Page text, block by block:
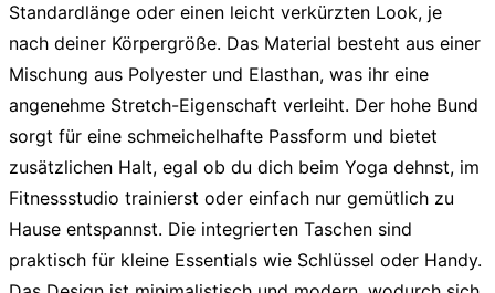
Standardlänge oder einen leicht verkürzten Look, je
nach deiner Körpergröße. Das Material besteht aus einer
Mischung aus Polyester und Elasthan, was ihr eine
angenehme Stretch-Eigenschaft verleiht. Der hohe Bund
sorgt für eine schmeichelhafte Passform und bietet
zusätzlichen Halt, egal ob du dich beim Yoga dehnst, im
Fitnessstudio trainierst oder einfach nur gemütlich zu
Hause entspannst. Die integrierten Taschen sind
praktisch für kleine Essentials wie Schlüssel oder Handy.